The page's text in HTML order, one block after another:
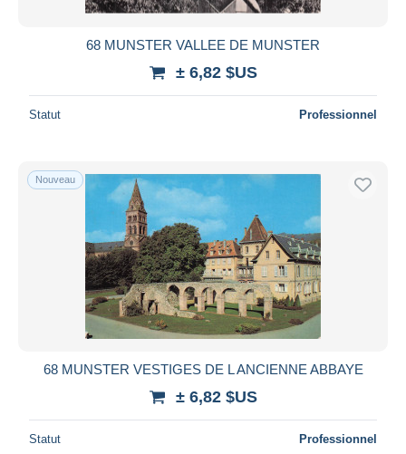
68 MUNSTER VALLEE DE MUNSTER
± 6,82 $US
Statut Professionnel
Nouveau
68 MUNSTER VESTIGES DE L ANCIENNE ABBAYE
± 6,82 $US
Statut Professionnel